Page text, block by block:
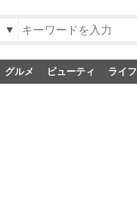
グルメ ビューティ ライフ